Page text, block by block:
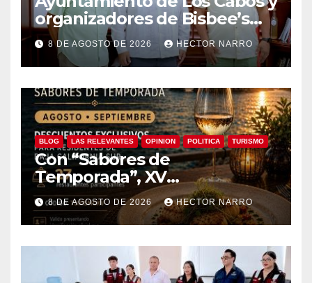
organizadores de Bisbee’s
coordinan acciones para
edición 2026
8 DE AGOSTO DE 2026 HECTOR NARRO
BLOG LAS RELEVANTES OPINION POLITICA TURISMO
Con “Sabores de
Temporada”, XV
Ayuntamiento de Los Cabos y
Canirac impulsan consumo
local con beneficios para
residentes de BCS
8 DE AGOSTO DE 2026 HECTOR NARRO